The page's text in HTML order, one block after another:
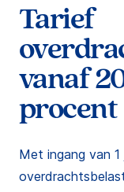
Tarief
vanaf
procent
Met ingang van